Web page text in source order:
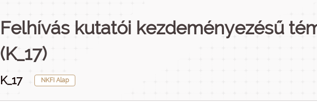
Felhívás kutatói kezdeményezésű
(K_17)
K_17 NKFI Alap